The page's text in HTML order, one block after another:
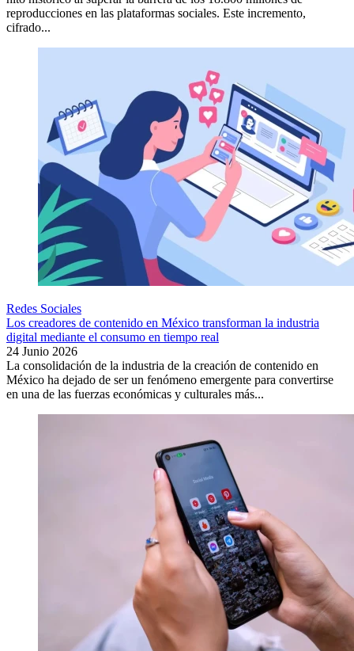
reproducciones en las plataformas sociales. Este incremento,
cifrado...
Redes Sociales
Los creadores de contenido en México transforman la industria
digital mediante el consumo en tiempo real
24 Junio 2026
La consolidación de la industria de la creación de contenido en
México ha dejado de ser un fenómeno emergente para convertirse
en una de las fuerzas económicas y culturales más...